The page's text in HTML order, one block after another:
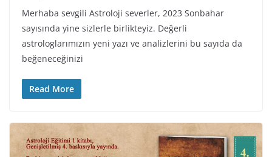
Merhaba sevgili Astroloji severler, 2023 Sonbahar
sayısında yine sizlerle birlikteyiz. Değerli
astrologlarımızın yeni yazı ve analizlerini bu sayıda da
beğeneceğinizi
Read More